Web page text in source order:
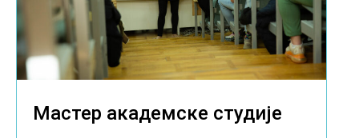
Мастер академске студије